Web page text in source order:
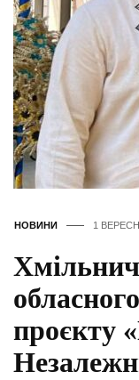
НОВИНИ 1
проєкту